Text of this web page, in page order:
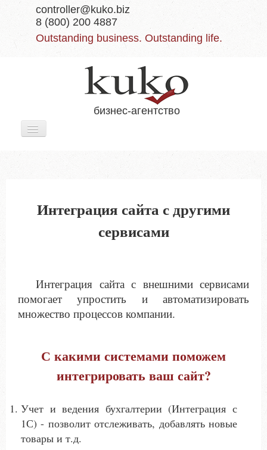
controller@kuko.biz
8 (800) 200 4887
Outstanding business. Outstanding life.
бизнес-агентство
Включить/
выключить
Отзывы
Блог
Бизнес-рум
Комплексное продвижение и развитие
Интеграция сайта с другими
сервисами
Интеграция сайта с внешними сервисами
помогает упростить и автоматизировать
множество процессов компании.
С какими системами поможем
интегрировать ваш сайт?
Учет и ведения бухгалтерии (Интеграция с
1С) - позволит отслеживать, добавлять новые
товары и т.д.